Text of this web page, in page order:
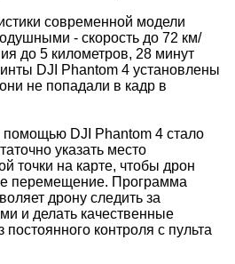
современной модели
- скорость до 72 км/
до 5 километров, 28 минут
DJI Phantom 4 установлены
не попадали в кадр в
помощью DJI Phantom 4 стало
указать место
точки на карте, чтобы дрон
перемещение. Программа
дрону следить за
и делать качественные
контроля с пульта